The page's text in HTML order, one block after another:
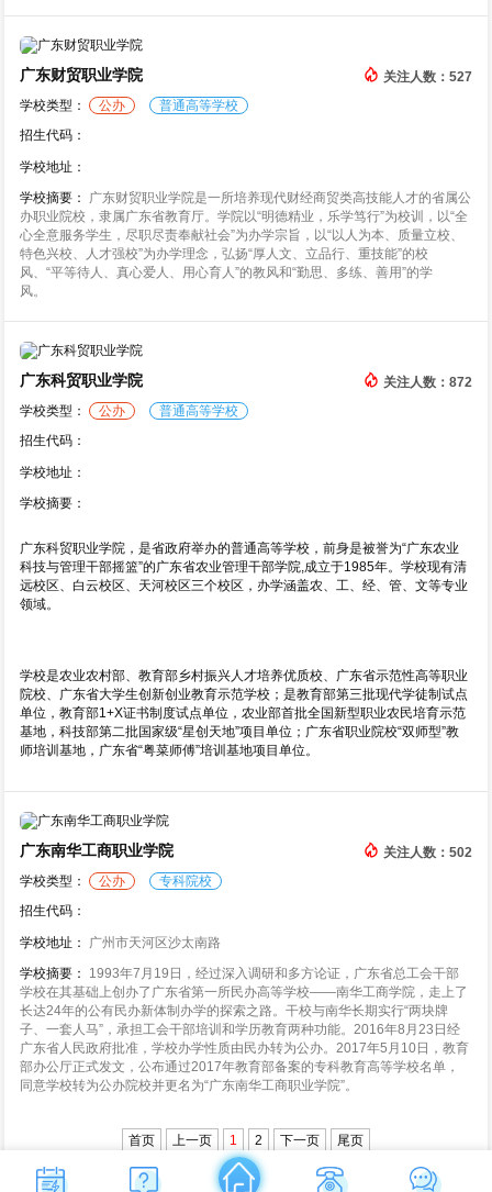
关注人数：527
广东财贸职业学院
学校类型： 公办
普通高等学校
招生代码：
学校地址：
学校摘要： 广东财贸职业学院是一所培养现代财经商贸类高技能人才的省属公
办职业院校，隶属广东省教育厅。学院以“明德精业，乐学笃行”为校训，以“全
心全意服务学生，尽职尽责奉献社会”为办学宗旨，以“以人为本、质量立校、
特色兴校、人才强校”为办学理念，弘扬“厚人文、立品行、重技能”的校
风、“平等待人、真心爱人、用心育人”的教风和“勤思、多练、善用”的学
风。
关注人数：872
广东科贸职业学院
学校类型： 公办
普通高等学校
招生代码：
学校地址：
学校摘要：
广东科贸职业学院，是省政府举办的普通高等学校，前身是被誉为“广东农业
科技与管理干部摇篮”的广东省农业管理干部学院,成立于1985年。学校现有清
远校区、白云校区、天河校区三个校区，办学涵盖农、工、经、管、文等专业
领域。
学校是农业农村部、教育部乡村振兴人才培养优质校、广东省示范性高等职业
院校、广东省大学生创新创业教育示范学校；是教育部第三批现代学徒制试点
单位，教育部1+X证书制度试点单位，农业部首批全国新型职业农民培育示范
基地，科技部第二批国家级“星创天地”项目单位；广东省职业院校“双师型”教
师培训基地，广东省“粤菜师傅”培训基地项目单位。
关注人数：502
广东南华工商职业学院
学校类型： 公办
专科院校
招生代码：
学校地址： 广州市天河区沙太南路
学校摘要： 1993年7月19日，经过深入调研和多方论证，广东省总工会干部
学校在其基础上创办了广东省第一所民办高等学校——南华工商学院，走上了
长达24年的公有民办新体制办学的探索之路。干校与南华长期实行“两块牌
子、一套人马”，承担工会干部培训和学历教育两种功能。2016年8月23日经
广东省人民政府批准，学校办学性质由民办转为公办。2017年5月10日，教育
部办公厅正式发文，公布通过2017年教育部备案的专科教育高等学校名单，
同意学校转为公办院校并更名为“广东南华工商职业学院”。
首页 上一页 1 2 下一页 尾页